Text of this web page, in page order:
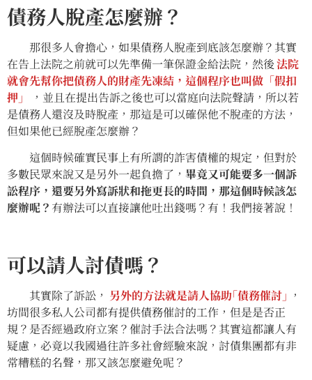
債務人脫產怎麼辦？
那很多人會擔心，如果債務人脫產到底該怎麼辦？其實
在告上法院之前就可以先準備一筆保證金給法院，然後法院
就會先幫你把債務人的財產先凍結，這個程序也叫做「假扣
押」
，並且在提出告訴之後也可以當庭向法院聲請，所以若
是債務人還沒及時脫產，那這是可以確保他不脫產的方法，
但如果他已經脫產怎麼辦？
這個時候確實民事上有所謂的詐害債權的規定，但對於
多數民眾來說又是另外一起負擔了， 畢竟又可能要多一個訴
訟程序，還要另外寫訴狀和拖更長的時間，那這個時候該怎
麼辦呢？ 有辦法可以直接讓他吐出錢嗎？有！我們接著說！
可以請人討債嗎？
其實除了訴訟， 另外的方法就是請人協助｢債務催討｣ ，
坊間很多私人公司都有提供債務催討的工作，但是是否正
規？是否經過政府立案？催討手法合法嗎？其實這都讓人有
疑慮，必竟以我國過往許多社會經驗來說，討債集團都有非
常糟糕的名聲，那又該怎麼避免呢？